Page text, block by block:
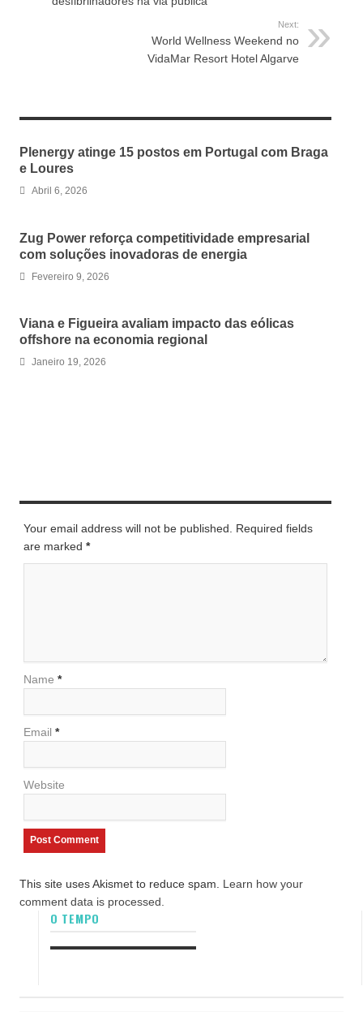
Next:
World Wellness Weekend no
VidaMar Resort Hotel Algarve
Plenergy atinge 15 postos em Portugal com Braga
e Loures
Abril 6, 2026
Zug Power reforça competitividade empresarial
com soluções inovadoras de energia
Fevereiro 9, 2026
Viana e Figueira avaliam impacto das eólicas
offshore na economia regional
Janeiro 19, 2026
Your email address will not be published. Required fields
are marked *
Name *
Email *
Website
This site uses Akismet to reduce spam. Learn how your
comment data is processed.
O TEMPO